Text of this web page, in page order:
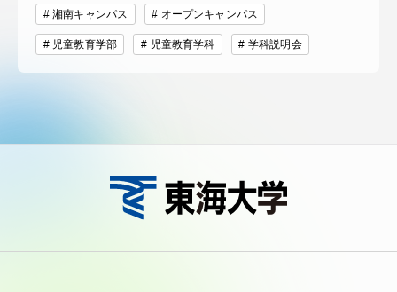
湘南キャンパス オープンキャンパス
児童教育学部 児童教育学科 学科説明会